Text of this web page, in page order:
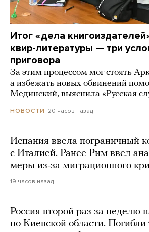
Итог «дела
квир-литературы — три
приговора
За этим процессом мог стоять
а избежать новых обвинений
Мединский, выяснила «Русская
НОВОСТИ 20 часов назад
Испания ввела пограничный
с Италией. Ранее Рим ввел
меры из-за миграционного
19 часов назад
Россия второй раз за неделю
по Киевской области. Погибли